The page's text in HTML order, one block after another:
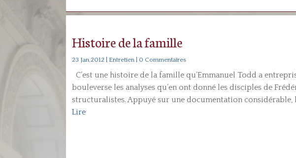
Histoire de la famille
23 Jan,2012 Entretien | 0 Commentaires
C’est une histoire de la famille qu’Emmanuel Todd a
bouleverse les analyses qu’en ont donné les disciples de
structuralistes. Appuyé sur une documentation considérable,
Lire